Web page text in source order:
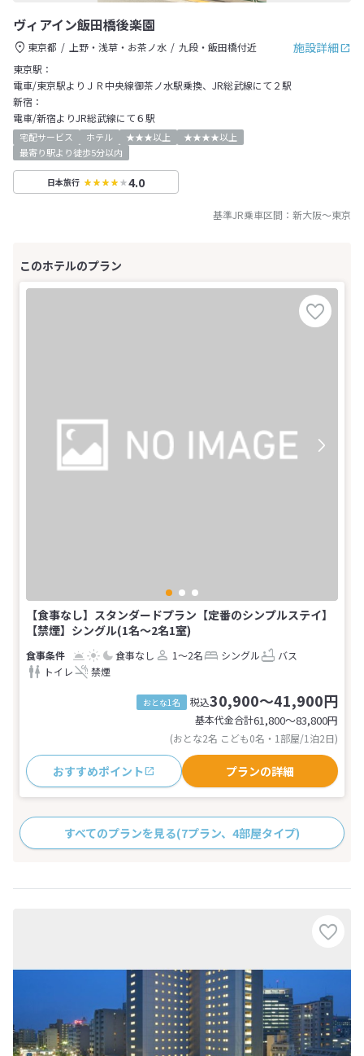
ヴィアイン飯田橋後楽園
施設詳細
東京都 上野・浅草・お茶ノ水
九段・飯田橋付近
東京駅：
電車/東京駅よりＪＲ中央線御茶ノ水駅乗換、JR総武線にて２駅
新宿：
電車/新宿よりJR総武線にて６駅
宅配サービス ホテル ★★★以上
★★★★以上
最寄り駅より徒歩5分以内
日本旅行 4.0
基準JR乗車区間： 新大阪～東京
【食事なし】スタンダードプラン【定番のシンプルステイ】
【禁煙】シングル(1名～2名1室)
食事なし 1～2名 シングル
バス
トイレ
禁煙
おとな1名 税込30,900～41,900円
基本代金合計61,800〜83,800円
(おとな2名 こども0名・1部屋/1泊2日)
おすすめポイント プランの詳細
すべてのプランを見る(7プラン、4部屋タイプ)